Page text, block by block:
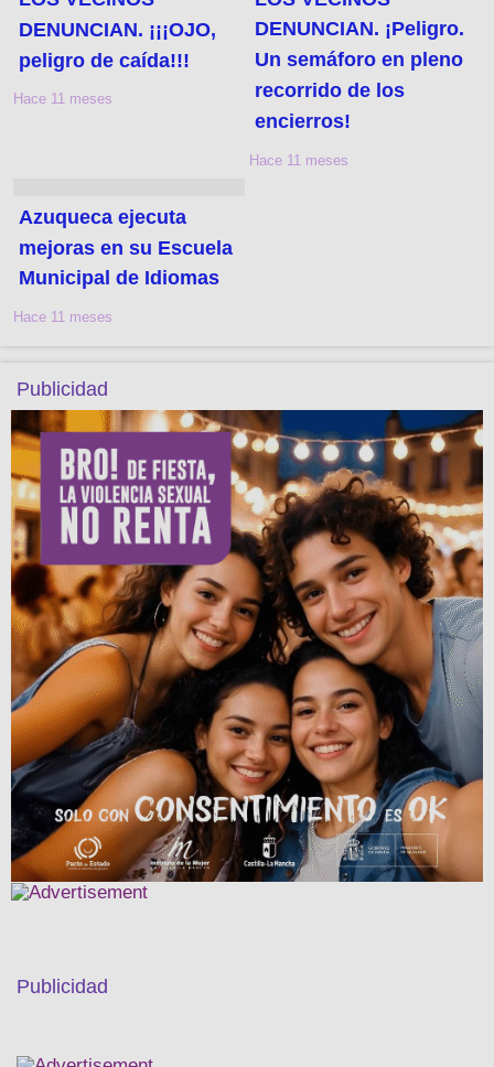
DENUNCIAN. ¡¡¡OJO,
peligro de caída!!!
Hace 11 meses
DENUNCIAN. ¡Peligro.
Un semáforo en pleno
recorrido de los
encierros!
Hace 11 meses
Azuqueca ejecuta
mejoras en su Escuela
Municipal de Idiomas
Hace 11 meses
Publicidad
Publicidad